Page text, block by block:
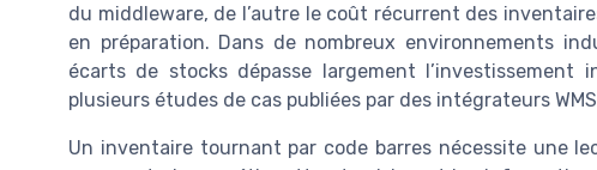
du middleware, de l’autre le coût récurrent des
en préparation. Dans de nombreux environnements
écarts de stocks dépasse largement l’investissement
plusieurs études de cas publiées par des intégrateurs
Un inventaire tournant par code barres nécessite une